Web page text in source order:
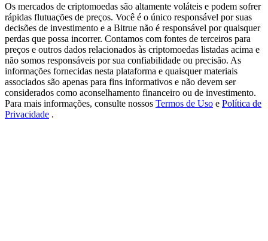
Trade Gold & Silver · 33,333 USDT Bonus
USDT New User Exclusive 10% APR
USDT Flexible Staking | Daily Rewards
Os mercados de criptomoedas são altamente voláteis e podem sofrer
rápidas flutuações de preços. Você é o único responsável por suas
decisões de investimento e a Bitrue não é responsável por quaisquer
perdas que possa incorrer. Contamos com fontes de terceiros para
preços e outros dados relacionados às criptomoedas listadas acima e
não somos responsáveis por sua confiabilidade ou precisão. As
informações fornecidas nesta plataforma e quaisquer materiais
associados são apenas para fins informativos e não devem ser
considerados como aconselhamento financeiro ou de investimento.
Para mais informações, consulte nossos Termos de Uso e Política de
Privacidade .